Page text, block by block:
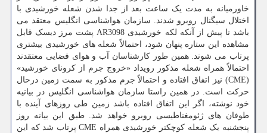
خاورمیانه به مدت یک ساعت بعد از جدا شدن شعله خورشیدی با
اختلال سیگنال روبرو شدند. سازمان هواشناسی انگلیس معتقد می
باشد تا پیش از آنکه لکه خورشیدی AR3098 پشت مرز دیسک قابل
مشاهده این ستاره پنهان شود، احتمالاً شعله های خورشیدی بیشتری
پرتاب می شوند. همین طور کارشناسان آب و هوای فضایی معتقدند
احتمالاً همراه شعله مذکور رویداد «خروج جرم از کرونای خورشید»
(CME) نیز اتفاق افتاده و احتمالاً جرم مذکور به سمت زمین درحال
حرکت است. در همین راستا سازمان هواشناسی انگلیس در بیانیه
خود نوشته، اگر این اتفاق افتاده باشد زمین طی روزهای آینده با
طوفان های ژئومغناطیسی روبرو خواهد شد. طبق این بیانه روز
پنجشنبه یک شعله کوچکتر خورشیدی همراه CME پرتاب شد که این